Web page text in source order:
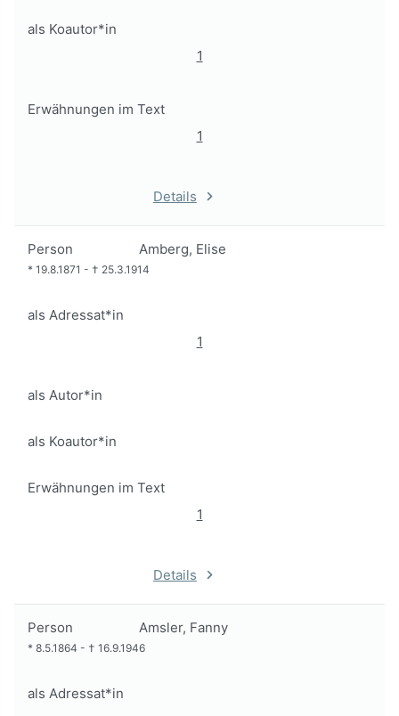
als Koautor*in
1
Erwähnungen im Text
1
Details
Person Amberg, Elise
* 19.8.1871 - † 25.3.1914
als Adressat*in
1
als Autor*in
als Koautor*in
Erwähnungen im Text
1
Details
Person Amsler, Fanny
* 8.5.1864 - † 16.9.1946
als Adressat*in